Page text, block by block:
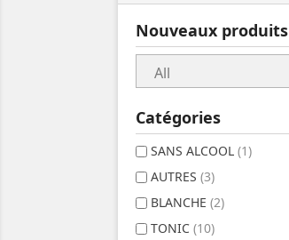
Nouveaux produits
Catégories
SANS ALCOOL (1)
AUTRES (3)
BLANCHE (2)
TONIC (10)